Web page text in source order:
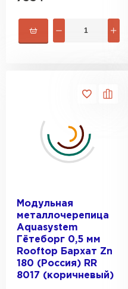
Модульная
металлочерепица
Aquasystem
Гётеборг 0,5 мм
Rooftop Бархат Zn
180 (Россия) RR
8017 (коричневый)